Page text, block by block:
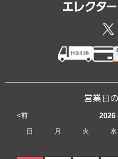
営業日
<前 2026
日 月 火 水